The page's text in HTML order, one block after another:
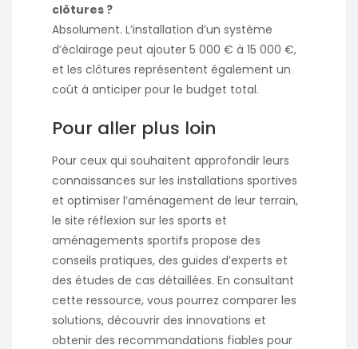
clôtures ?
Absolument. L’installation d’un système
d’éclairage peut ajouter 5 000 € à 15 000 €,
et les clôtures représentent également un
coût à anticiper pour le budget total.
Pour aller plus loin
Pour ceux qui souhaitent approfondir leurs
connaissances sur les installations sportives
et optimiser l’aménagement de leur terrain,
le site réflexion sur les sports et
aménagements sportifs propose des
conseils pratiques, des guides d’experts et
des études de cas détaillées. En consultant
cette ressource, vous pourrez comparer les
solutions, découvrir des innovations et
obtenir des recommandations fiables pour